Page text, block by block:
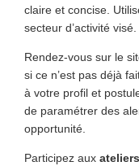
claire et concise.
secteur d’activité visé.
Rendez-vous sur le
si ce n’est pas déjà
à votre profil et
de paramétrer des
opportunité.
Participez aux